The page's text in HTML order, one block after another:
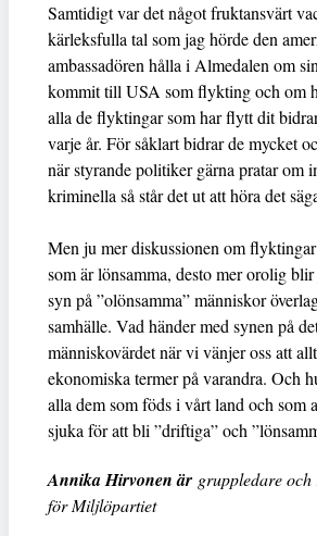
Samtidigt var det något fruktansvärt
kärleksfulla tal som jag hörde den
ambassadören hålla i Almedalen om
kommit till USA som flykting och om
alla de flyktingar som har flytt dit
varje år. För såklart bidrar de mycket
när styrande politiker gärna pratar om
kriminella så står det ut att höra det
Men ju mer diskussionen om
som är lönsamma, desto mer orolig
syn på ”olönsamma” människor
samhälle. Vad händer med synen på
människovärdet när vi vänjer oss att
ekonomiska termer på varandra. Och
alla dem som föds i vårt land och som
sjuka för att bli ”driftiga” och
Annika Hirvonen är gruppledare
för Miljlöpartiet